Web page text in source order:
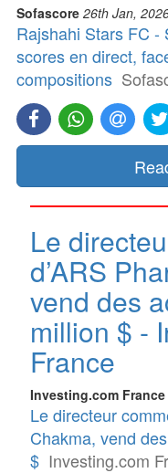
Sofascore 26th Jan,
Rajshahi Stars FC -
scores en direct,
compositions
Le
d’ARS
vend des
million $ -
France
Investing.com France
Le directeur
Chakma, vend
$ Investing.com